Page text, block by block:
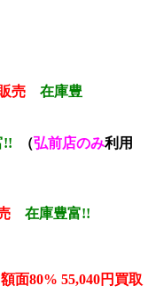
売
在庫豊
!! （弘前店のみ利用
在庫豊富!!
額面80% 55,040円買